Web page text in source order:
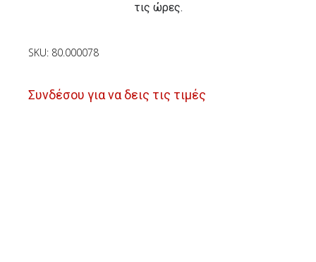
τις ώρες.
SKU: 80.000078
Συνδέσου για να δεις τις τιμές